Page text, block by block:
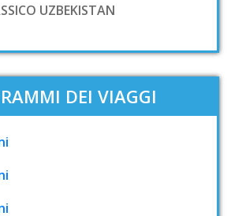
UZBEKISTAN
DEI VIAGGI